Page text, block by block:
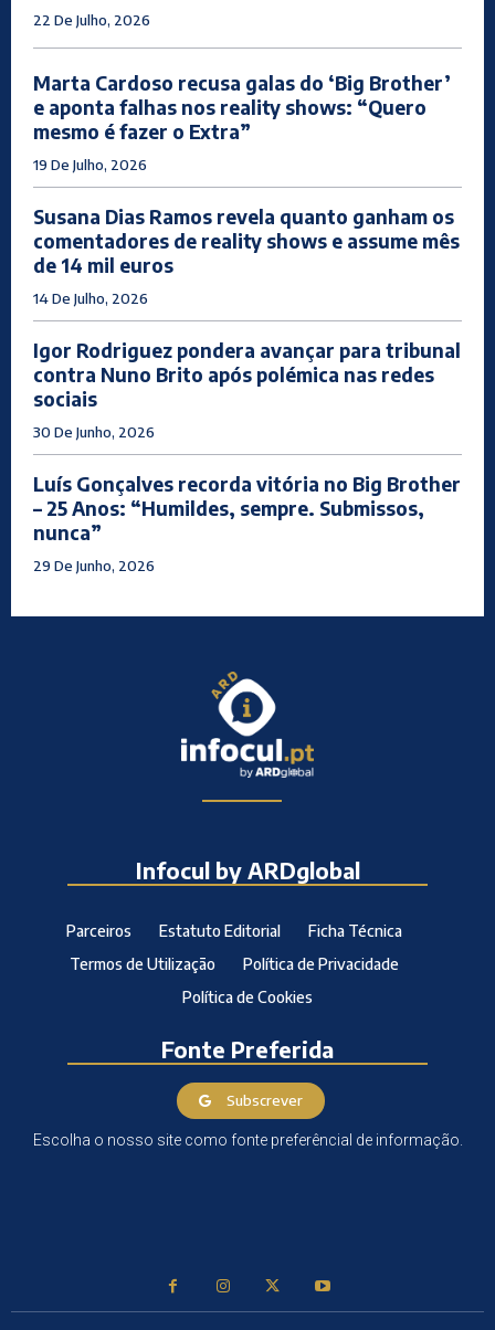
22 De Julho, 2026
Marta Cardoso recusa galas do ‘Big Brother’
e aponta falhas nos reality shows: “Quero
mesmo é fazer o Extra”
19 De Julho, 2026
Susana Dias Ramos revela quanto ganham os
comentadores de reality shows e assume mês
de 14 mil euros
14 De Julho, 2026
Igor Rodriguez pondera avançar para tribunal
contra Nuno Brito após polémica nas redes
sociais
30 De Junho, 2026
Luís Gonçalves recorda vitória no Big Brother
– 25 Anos: “Humildes, sempre. Submissos,
nunca”
29 De Junho, 2026
Infocul by ARDglobal
Parceiros Estatuto Editorial
Ficha Técnica
Termos de Utilização
Política de Privacidade
Política de Cookies
Fonte Preferida
Subscrever
Escolha o nosso site como fonte preferêncial de informação.